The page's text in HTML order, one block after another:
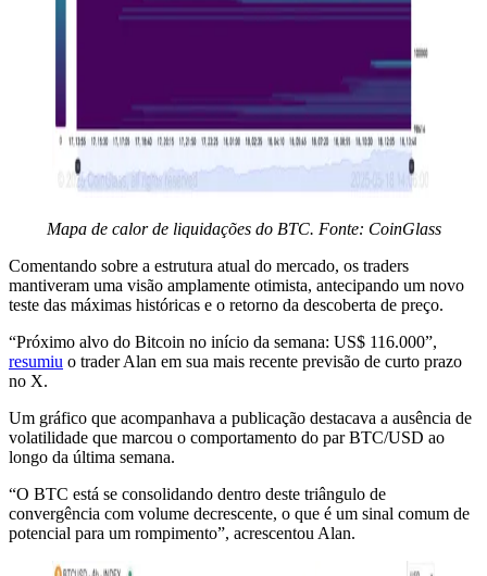
Mapa de calor de liquidações do BTC. Fonte: CoinGlass
Comentando sobre a estrutura atual do mercado, os traders
mantiveram uma visão amplamente otimista, antecipando um novo
teste das máximas históricas e o retorno da descoberta de preço.
“Próximo alvo do Bitcoin no início da semana: US$ 116.000”,
resumiu o trader Alan em sua mais recente previsão de curto prazo
no X.
Um gráfico que acompanhava a publicação destacava a ausência de
volatilidade que marcou o comportamento do par BTC/USD ao
longo da última semana.
“O BTC está se consolidando dentro deste triângulo de
convergência com volume decrescente, o que é um sinal comum de
potencial para um rompimento”, acrescentou Alan.